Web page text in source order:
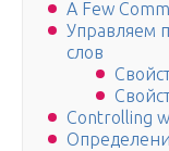
A Few
Управляем
слов
Controlling